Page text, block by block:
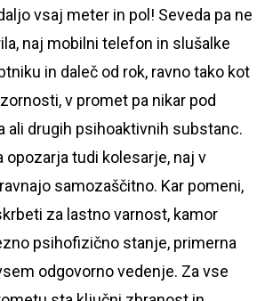
vsaj meter in pol! Seveda pa ne
naj mobilni telefon in slušalke
in daleč od rok, ravno tako kot
v promet pa nikar pod
ali drugih psihoaktivnih substanc.
opozarja tudi kolesarje, naj v
samozaščitno. Kar pomeni,
za lastno varnost, kamor
psihofizično stanje, primerna
odgovorno vedenje. Za vse